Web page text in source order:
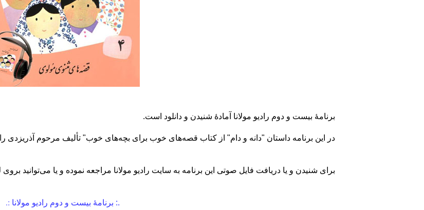
برنامهٔ بیست و دوم رادیو مولانا آمادهٔ شنیدن و دانلود است.
در این برنامه داستان "دانه و دام" از کتاب قصه‌های خوب برای بچه‌های خوب" تألیف مرحوم آذریزدی
برای شنیدن و یا دریافت فایل‌ صوتی این برنامه به سایت رادیو مولانا مراجعه نموده و یا می‌توانید بروی
.: برنامهٔ بیست و دوم رادیو مولانا :.